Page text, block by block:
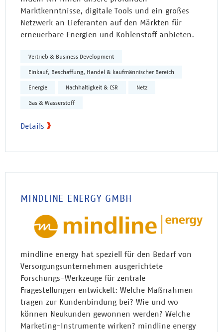
Marktkenntnisse, digitale Tools und ein großes
Netzwerk an Lieferanten auf den Märkten für
erneuerbare Energien und Kohlenstoff anbieten.
Vertrieb & Business Development
Einkauf, Beschaffung, Handel & kaufmännischer Bereich
Energie Nachhaltigkeit & CSR Netz
Gas & Wasserstoff
Details
MINDLINE ENERGY GMBH
mindline energy hat speziell für den Bedarf von
Versorgungsunternehmen ausgerichtete
Forschungs-Werkzeuge für zentrale
Fragestellungen entwickelt: Welche Maßnahmen
tragen zur Kundenbindung bei? Wie und wo
können Neukunden gewonnen werden? Welche
Marketing-Instrumente wirken? mindline energy